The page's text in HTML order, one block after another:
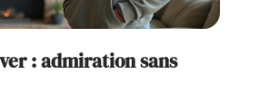
: admiration sans